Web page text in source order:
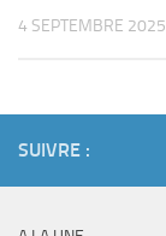
4 SEPTEMBRE 2025
SUIVRE :